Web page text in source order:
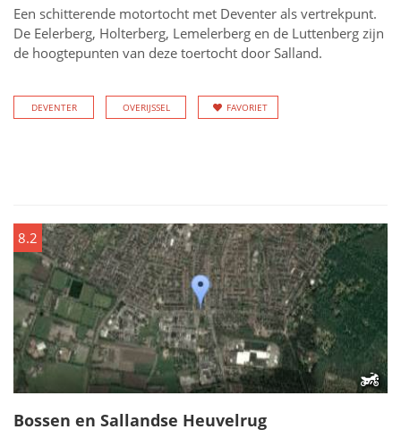
Een schitterende motortocht met Deventer als vertrekpunt.
De Eelerberg, Holterberg, Lemelerberg en de Luttenberg zijn
de hoogtepunten van deze toertocht door Salland.
DEVENTER OVERIJSSEL FAVORIET
8.2
Bossen en Sallandse Heuvelrug